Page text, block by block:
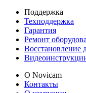
Поддержка
Техподдержка
Гарантия
Ремонт
Восстановление
О Novicam
Контакты